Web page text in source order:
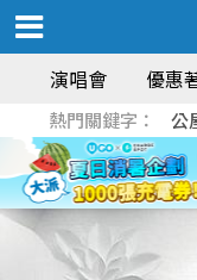
演唱會 優惠
熱門關鍵字： 公